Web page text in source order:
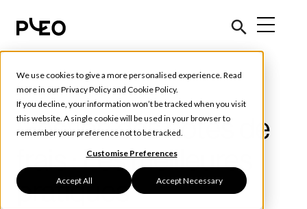
We use cookies to give a more personalised experience. Read
more in ourPrivacy Policyand Cookie Policy.
If you decline, your information won’t be tracked when you visit
this website. A single cookie will be used in your browser to
remember your preference not to be tracked.
Customise Preferences
Accept All Accept Necessary
Outils et conseils
Gestion des notes de
frais : Les meilleures
pratiques